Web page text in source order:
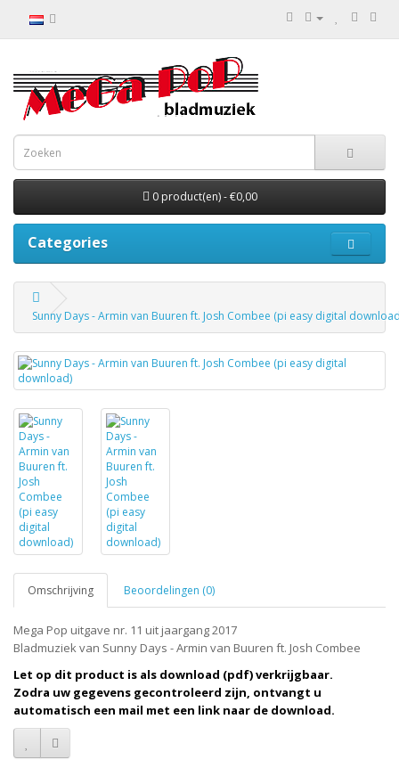
0 product(en) - €0,00
Categories
Sunny Days - Armin van Buuren ft. Josh Combee (pi easy digital
Omschrijving Beoordelingen (0)
Mega Pop uitgave nr. 11 uit jaargang 2017
Bladmuziek van Sunny Days - Armin van Buuren ft. Josh Combee
Let op dit product is als download (pdf) verkrijgbaar.
Zodra uw gegevens gecontroleerd zijn, ontvangt u
automatisch een mail met een link naar de download.